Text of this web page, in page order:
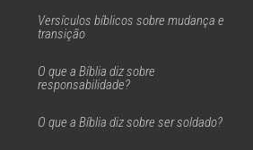
Versículos bíblicos sobre mudança e
transição
O que a Bíblia diz sobre
responsabilidade?
O que a Bíblia diz sobre ser soldado?